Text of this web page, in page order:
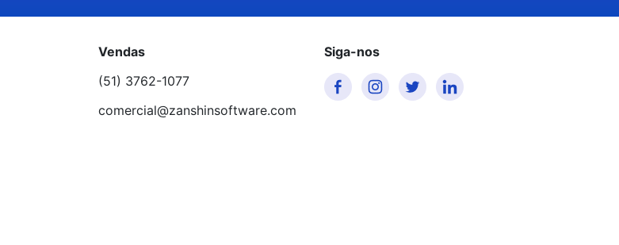
Vendas
(51) 3762-1077
comercial@zanshinsoftware.com
Siga-nos